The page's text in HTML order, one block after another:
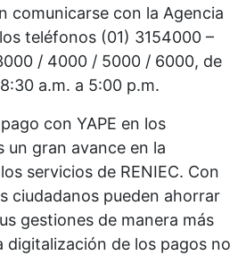
comunicarse con la Agencia
teléfonos (01) 3154000 –
/ 4000 / 5000 / 6000, de
a.m. a 5:00 p.m.
con YAPE en los
un gran avance en la
servicios de RENIEC. Con
ciudadanos pueden ahorrar
gestiones de manera más
digitalización de los pagos no